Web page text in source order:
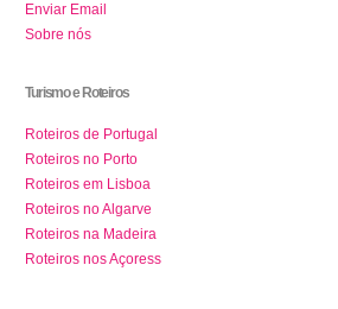
Enviar Email
Sobre nós
Turismo e Roteiros
Roteiros de Portugal
Roteiros no Porto
Roteiros em Lisboa
Roteiros no Algarve
Roteiros na Madeira
Roteiros nos Açoress